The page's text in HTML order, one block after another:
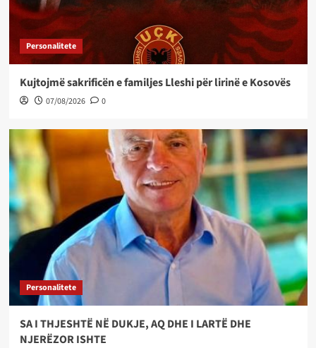
Personalitete
Kujtojmë sakrificën e familjes Lleshi për lirinë e Kosovës
07/08/2026 0
Personalitete
SA I THJESHTË NË DUKJE, AQ DHE I LARTË DHE
NJERËZOR ISHTE